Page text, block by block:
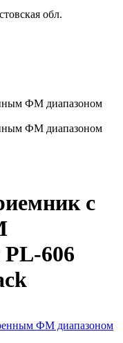
обл.
ФМ диапазоном
ФМ диапазоном
с
PL-606